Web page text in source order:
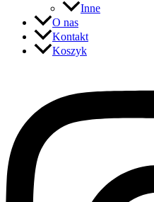
Inne
O nas
Kontakt
Koszyk